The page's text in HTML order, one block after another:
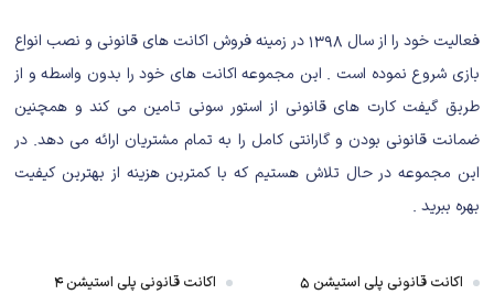
همان ماکاروف در تریلر این بازی مشاهده می‌شود که در نسخه کلاسیک این بازی در
سال2011 هم حضور داشت. در تریلر این بازی شخصیت های به صورت کاملاً واقعی
و گرافیک بالا طراحی شده اند و از طرفی می‌توان به داستان ادامه دار در نسخه
دوم مدرن وار فار اشاره کرد. (در نسخه دوم شخصیت اصلی داستان در یک شرایط
سخت و غیر قابل باور زنده میماند و حالا در نسخه سوم به دنبال ادامه و انتقام
وار فار نیز جذاب کرده‌اند. اگر شما علاقه مند به بازی کالاف دیوتی هستید قطعاً
فعالیت خود را از سال ۱۳۹۸ در زمینه فروش اکانت های قانونی و نصب انواع
بازی شروع نموده است . این مجموعه اکانت های خود را بدون واسطه و از
طریق گیفت کارت های قانونی از استور سونی تامین می کند و همچنین
ضمانت قانونی بودن و گارانتی کامل را به تمام مشتریان ارائه می دهد. در
این مجموعه در حال تلاش هستیم که با کمترین هزینه از بهترین کیفیت
بهره ببرید .
اکانت قانونی پلی استیشن ۵
اکانت قانونی پلی استیشن ۴